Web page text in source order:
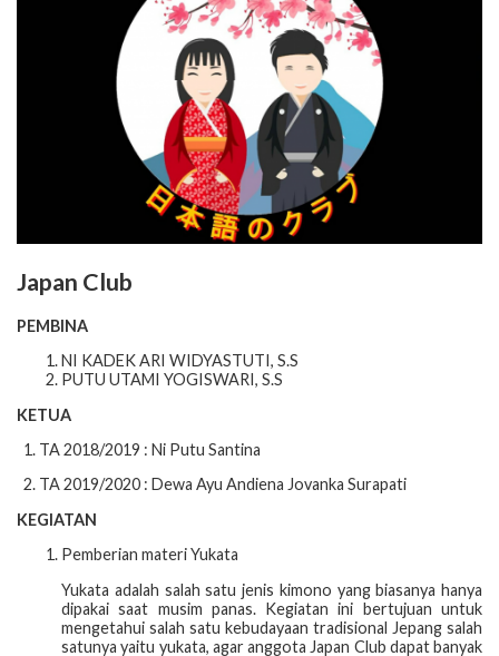
Japan Club
PEMBINA
NI KADEK ARI WIDYASTUTI, S.S
PUTU UTAMI YOGISWARI, S.S
KETUA
1. TA 2018/2019 : Ni Putu Santina
2. TA 2019/2020 : Dewa Ayu Andiena Jovanka Surapati
KEGIATAN
Pemberian materi Yukata
Yukata adalah salah satu jenis kimono yang biasanya hanya
dipakai saat musim panas. Kegiatan ini bertujuan untuk
mengetahui salah satu kebudayaan tradisional Jepang salah
satunya yaitu yukata, agar anggota Japan Club dapat banyak